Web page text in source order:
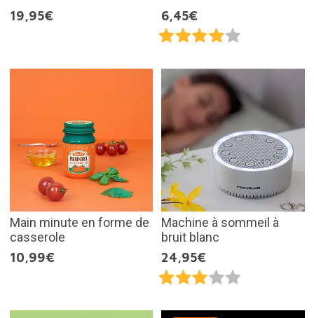
19,95€
6,45€
Main minute en forme de
casserole
10,99€
Machine à sommeil à
bruit blanc
24,95€